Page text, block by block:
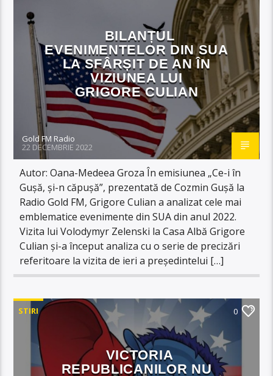
BILANȚUL
EVENIMENTELOR DIN SUA
LA SFÂRȘIT DE AN ÎN
VIZIUNEA LUI
GRIGORE CULIAN
Gold FM Radio
22 DECEMBRIE 2022
Autor: Oana-Medeea Groza În emisiunea „Ce-i în
Gușă, și-n căpușă”, prezentată de Cozmin Gușă la
Radio Gold FM, Grigore Culian a analizat cele mai
emblematice evenimente din SUA din anul 2022.
Vizita lui Volodymyr Zelenski la Casa Albă Grigore
Culian și-a început analiza cu o serie de precizări
referitoare la vizita de ieri a președintelui […]
STIRI 0
VICTORIA
REPUBLICANILOR NU